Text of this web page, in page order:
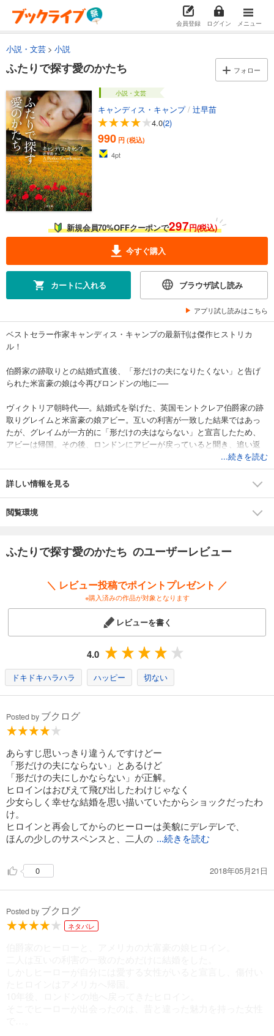
会員登録 ログイン メニュー
小説・文芸 小説
ふたりで探す愛のかたち フォロー
小説・文芸
キャンディス・キャンプ/ 辻早苗
4.0(2)
990 円 (税込)
4pt
新規会員70%OFFクーポンで297円(税込)
今すぐ購入
カートに入れる ブラウザ試し読み
アプリ試し読みはこちら
ベストセラー作家キャンディス・キャンプの最新刊は傑作ヒストリカ
ル！
伯爵家の跡取りとの結婚式直後、「形だけの夫になりたくない」と告げ
られた米富豪の娘は今再びロンドンの地に──
ヴィクトリア朝時代──。結婚式を挙げた、英国モントクレア伯爵家の跡
取りグレイムと米富豪の娘アビー。互いの利害が一致した結果ではあっ
たが、グレイムが一方的に「形だけの夫はならない」と宣言したため、
アビーは帰国。その後、ロンドンにアビーが戻っていると聞き、追い返
そうと彼女に会うグレイムだが、大人の魅力を湛えた彼女に魅入られ、
互いの誤解も解けていく。一方、二人の結婚の裏で何があったのかを教
えてやるという人物が現れ、それにからんだ殺人事件を、二人で解決し
原題：A Perfect Gentleman
...続きを読む
詳しい情報を見る
閲覧環境
ふたりで探す愛のかたち のユーザーレビュー
＼ レビュー投稿でポイントプレゼント ／
※購入済みの作品が対象となります
レビューを書く
4.0
ドキドキハラハラ ハッピー 切ない
Posted by ブクログ
あらすじ思いっきり違うんですけどー
「形だけの夫にならない」とあるけど
「形だけの夫にしかならない」が正解。
ヒロインはおびえて飛び出したわけじゃなく
少女らしく幸せな結婚を思い描いていたからショックだったわ
け。
ヒロインと再会してからのヒーローは美貌にデレデレで、
ほんの少しのサスペンスと、二人の ...続きを読む
0 2018年05月21日
Posted by ブクログ
ネタバレ